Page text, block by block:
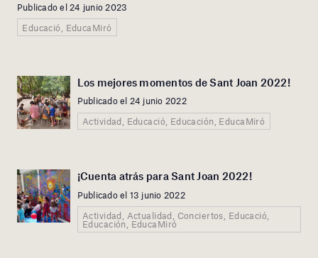
Publicado el 24 junio 2023
Educació, EducaMiró
Los mejores momentos de Sant Joan 2022!
Publicado el 24 junio 2022
Actividad, Educació, Educación, EducaMiró
¡Cuenta atrás para Sant Joan 2022!
Publicado el 13 junio 2022
Actividad, Actualidad, Conciertos, Educació,
Educación, EducaMiró